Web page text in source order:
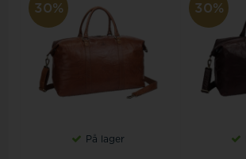
30%
På lager
30%